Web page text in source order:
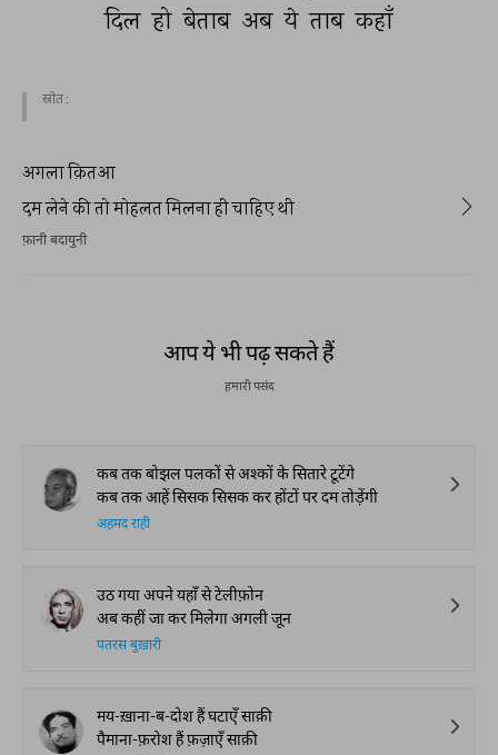
दिल हो बेताब अब ये ताब कहाँ
स्रोत :
अगला क़ितआ
दम लेने की तो मोहलत मिलना ही चाहिए थी
फ़ानी बदायुनी
आप ये भी पढ़ सकते हैं
हमारी पसंद
कब तक बोझल पलकों से अश्कों के सितारे टूटेंगे
कब तक आहें सिसक सिसक कर होंटों पर दम तोड़ेंगी
अहमद राही
उठ गया अपने यहाँ से टेलीफ़ोन
अब कहीं जा कर मिलेगा अगली जून
पतरस बुख़ारी
मय-ख़ाना-ब-दोश हैं घटाएँ साक़ी
पैमाना-फ़रोश हैं फ़ज़ाएँ साक़ी